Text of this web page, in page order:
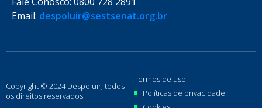
Email: despoluir@sestsenat.org.br
Copyright © 2024 Despoluir, todos
os direitos reservados.
Termos de uso
Políticas de privacidade